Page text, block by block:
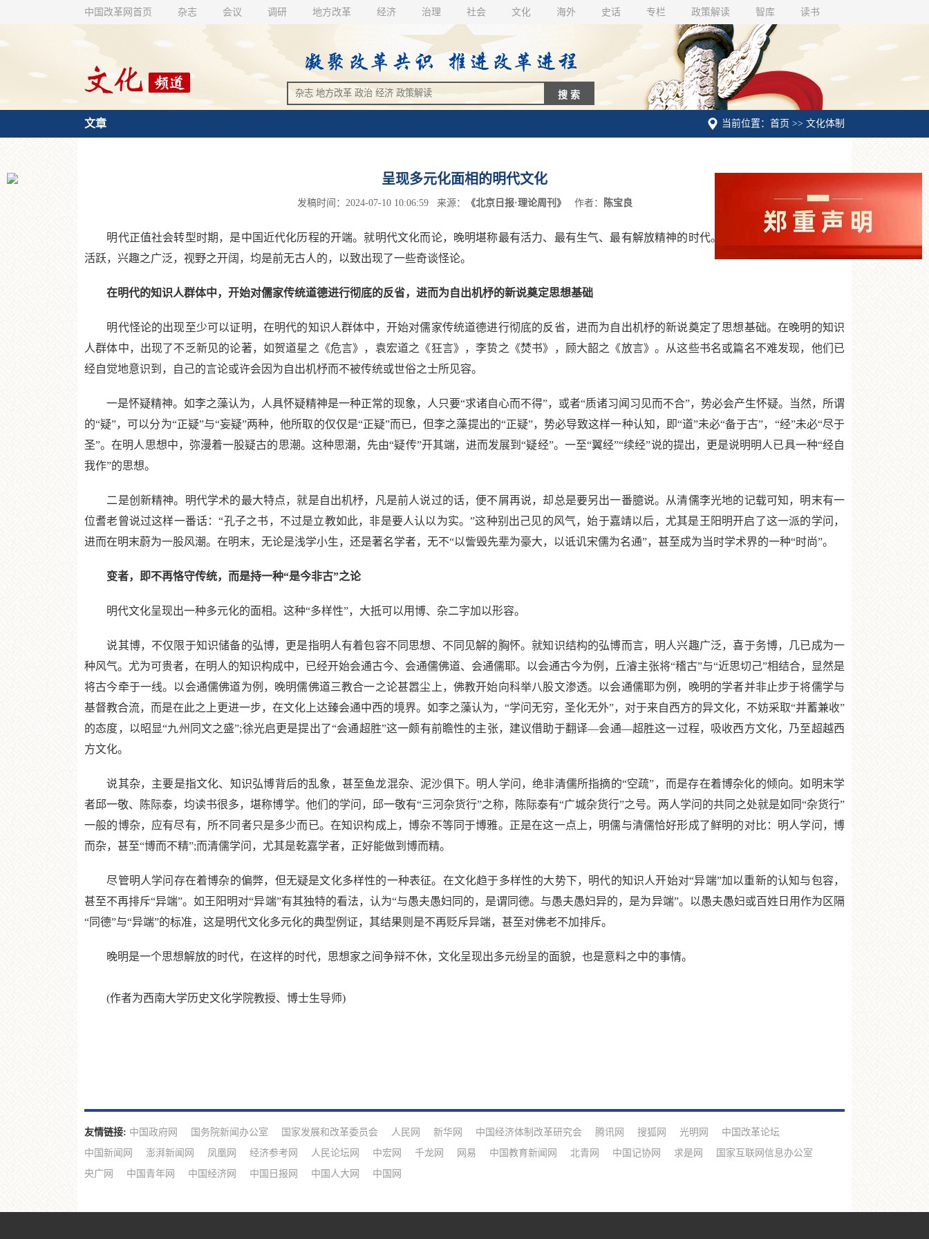
中国改革网首页 杂志 会议 调研 地方改革 经济 治理 社会 文化 海外 史话 专栏 政策解读 智库 读书
当前位置：首页 >> 文化体制
文章
呈现多元化面相的明代文化
发稿时间：2024-07-10 10:06:59 来源： 《北京日报·理论周刊》 作者： 陈宝良
明代正值社会转型时期，是中国近代化历程的开端。就明代文化而论，晚明堪称最有活力、最有生气、最有解放精神的时代。进而言之，明朝人思想之
活跃，兴趣之广泛，视野之开阔，均是前无古人的，以致出现了一些奇谈怪论。
在明代的知识人群体中，开始对儒家传统道德进行彻底的反省，进而为自出机杼的新说奠定思想基础
明代怪论的出现至少可以证明，在明代的知识人群体中，开始对儒家传统道德进行彻底的反省，进而为自出机杼的新说奠定了思想基础。在晚明的知识
人群体中，出现了不乏新见的论著，如贺道星之《危言》，袁宏道之《狂言》，李贽之《焚书》，顾大韶之《放言》。从这些书名或篇名不难发现，他们已
经自觉地意识到，自己的言论或许会因为自出机杼而不被传统或世俗之士所见容。
一是怀疑精神。如李之藻认为，人具怀疑精神是一种正常的现象，人只要“求诸自心而不得”，或者“质诸习闻习见而不合”，势必会产生怀疑。当然，所谓
的“疑”，可以分为“正疑”与“妄疑”两种，他所取的仅仅是“正疑”而已，但李之藻提出的“正疑”，势必导致这样一种认知，即“道”未必“备于古”，“经”未必“尽于
圣”。在明人思想中，弥漫着一股疑古的思潮。这种思潮，先由“疑传”开其端，进而发展到“疑经”。一至“翼经”“续经”说的提出，更是说明明人已具一种“经自
我作”的思想。
二是创新精神。明代学术的最大特点，就是自出机杼，凡是前人说过的话，便不屑再说，却总是要另出一番臆说。从清儒李光地的记载可知，明末有一
位耆老曾说过这样一番话：“孔子之书，不过是立教如此，非是要人认以为实。”这种别出己见的风气，始于嘉靖以后，尤其是王阳明开启了这一派的学问，
进而在明末蔚为一股风潮。在明末，无论是浅学小生，还是著名学者，无不“以訾毁先辈为豪大，以诋讥宋儒为名通”，甚至成为当时学术界的一种“时尚”。
变者，即不再恪守传统，而是持一种“是今非古”之论
明代文化呈现出一种多元化的面相。这种“多样性”，大抵可以用博、杂二字加以形容。
说其博，不仅限于知识储备的弘博，更是指明人有着包容不同思想、不同见解的胸怀。就知识结构的弘博而言，明人兴趣广泛，喜于务博，几已成为一
种风气。尤为可贵者，在明人的知识构成中，已经开始会通古今、会通儒佛道、会通儒耶。以会通古今为例，丘濬主张将“稽古”与“近思切己”相结合，显然是
将古今牵于一线。以会通儒佛道为例，晚明儒佛道三教合一之论甚嚣尘上，佛教开始向科举八股文渗透。以会通儒耶为例，晚明的学者并非止步于将儒学与
基督教合流，而是在此之上更进一步，在文化上达臻会通中西的境界。如李之藻认为，“学问无穷，圣化无外”，对于来自西方的异文化，不妨采取“并蓄兼收”
的态度，以昭显“九州同文之盛”;徐光启更是提出了“会通超胜”这一颇有前瞻性的主张，建议借助于翻译—会通—超胜这一过程，吸收西方文化，乃至超越西
方文化。
说其杂，主要是指文化、知识弘博背后的乱象，甚至鱼龙混杂、泥沙俱下。明人学问，绝非清儒所指摘的“空疏”，而是存在着博杂化的倾向。如明末学
者邱一敬、陈际泰，均读书很多，堪称博学。他们的学问，邱一敬有“三河杂货行”之称，陈际泰有“广城杂货行”之号。两人学问的共同之处就是如同“杂货行”
一般的博杂，应有尽有，所不同者只是多少而已。在知识构成上，博杂不等同于博雅。正是在这一点上，明儒与清儒恰好形成了鲜明的对比：明人学问，博
而杂，甚至“博而不精”;而清儒学问，尤其是乾嘉学者，正好能做到博而精。
尽管明人学问存在着博杂的偏弊，但无疑是文化多样性的一种表征。在文化趋于多样性的大势下，明代的知识人开始对“异端”加以重新的认知与包容，
甚至不再排斥“异端”。如王阳明对“异端”有其独特的看法，认为“与愚夫愚妇同的，是谓同德。与愚夫愚妇异的，是为异端”。以愚夫愚妇或百姓日用作为区隔
“同德”与“异端”的标准，这是明代文化多元化的典型例证，其结果则是不再贬斥异端，甚至对佛老不加排斥。
晚明是一个思想解放的时代，在这样的时代，思想家之间争辩不休，文化呈现出多元纷呈的面貌，也是意料之中的事情。
(作者为西南大学历史文化学院教授、博士生导师)
友情链接: 中国政府网 国务院新闻办公室 国家发展和改革委员会 人民网 新华网 中国经济体制改革研究会 腾讯网 搜狐网 光明网
中国改革论坛
中国新闻网
澎湃新闻网 凤凰网 经济参考网 人民论坛网 中宏网 千龙网 网易 中国教育新闻网 北青网 中国记协网 求是网
国家互联网信息办公室
央广网
中国青年网 中国经济网 中国日报网 中国人大网 中国网